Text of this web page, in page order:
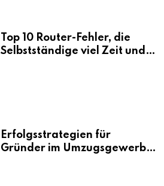
Top 10 Router-Fehler, die
Selbstständige viel Zeit und
Erfolgsstrategien für
Gründer im Umzugsgewerbe